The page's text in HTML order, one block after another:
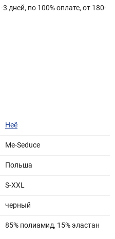
дней, по 100% оплате, от 180-
Неё
Me-Seduce
Польша
S-XXL
черный
85% полиамид, 15% эластан